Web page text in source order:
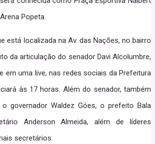
Popeta.
está localizada na Av. das Nações, no bairro
da articulação do senador Davi Alcolumbre,
em uma live, nas redes sociais da Prefeitura
às 17 horas. Além do senador, também
governador Waldez Góes, o prefeito Bala
Anderson Almeida, além de líderes
secretários.